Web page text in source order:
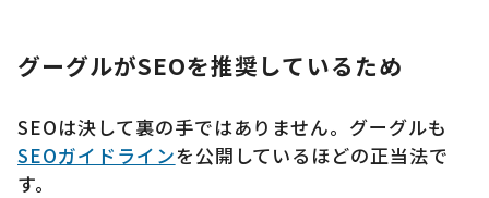
グーグルがSEOを推奨しているため
SEOは決して裏の手ではありません。グーグルも
SEOガイドラインを公開しているほどの正当法で
す。